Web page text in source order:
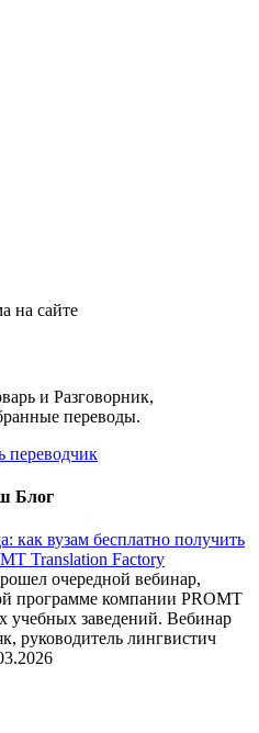
на сайте
и Разговорник,
переводы.
Блог
как вузам бесплатно получить
Translation Factory
очередной вебинар,
программе компании PROMT
учебных заведений. Вебинар
руководитель лингвистич